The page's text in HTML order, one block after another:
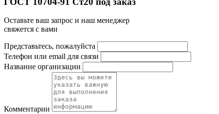
Оставьте ваш запрос и наш менеджер
свяжется с вами
Представьтесь, пожалуйста
Телефон или email для связи
Название организации
Комментарии